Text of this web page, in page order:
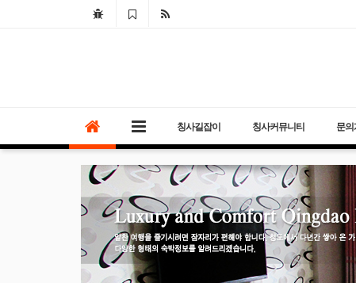
칭사길잡이
칭사커뮤니티 문의